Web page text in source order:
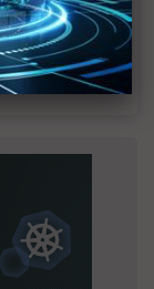
448G為銅